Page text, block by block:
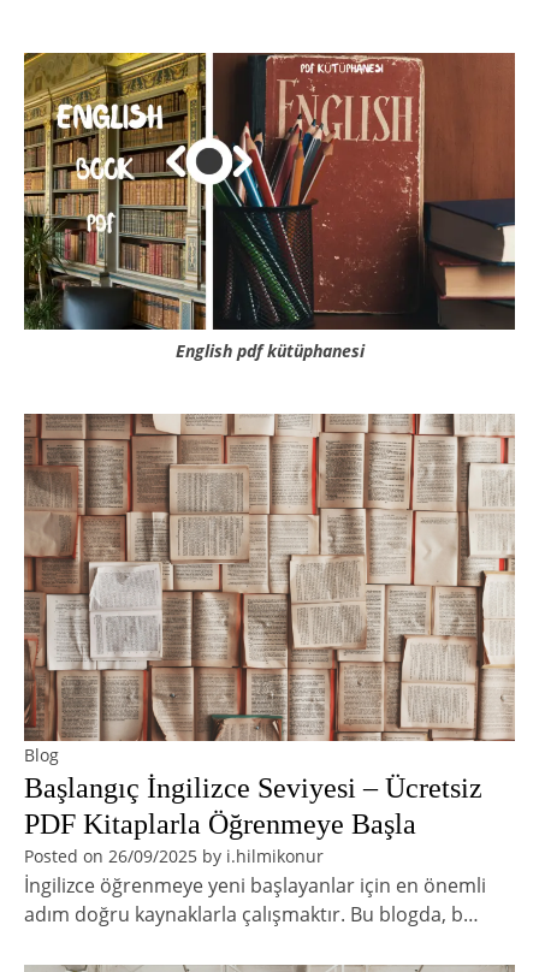
English pdf kütüphanesi
Blog
Başlangıç İngilizce Seviyesi – Ücretsiz
PDF Kitaplarla Öğrenmeye Başla
Posted on 26/09/2025 by i.hilmikonur
İngilizce öğrenmeye yeni başlayanlar için en önemli
adım doğru kaynaklarla çalışmaktır. Bu blogda, b…